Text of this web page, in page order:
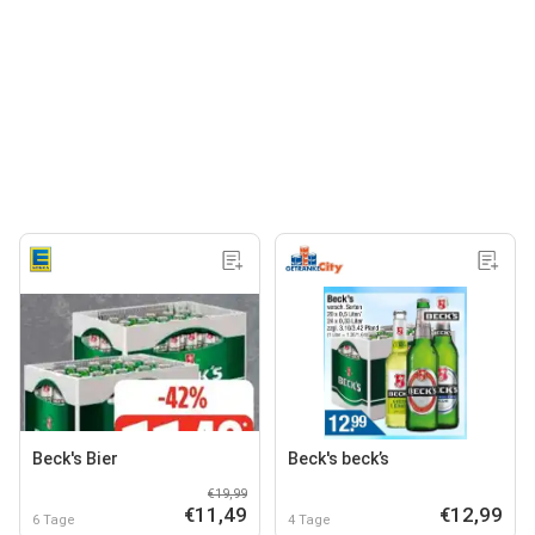
Beck's Bier
6 Tage
€19,99
€11,49
Beck's beck’s
4 Tage €12,99